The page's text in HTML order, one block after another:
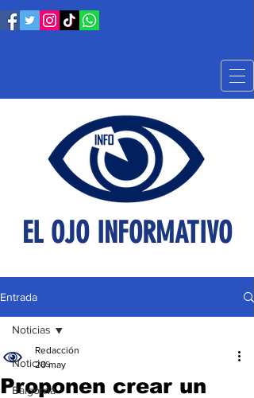
EL OJO INFORMATIVO
Entrada
Noticias
Baigorria
Noticias
Proponen crear un
Redacción
20 may